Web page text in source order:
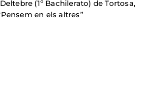
(1º Bachilerato) de Tortosa,
en els altres”